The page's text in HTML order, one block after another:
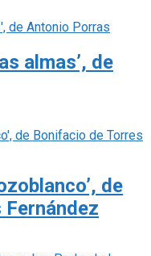
almas’, de
de